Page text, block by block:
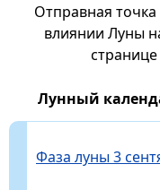
Отправная
влиянии Луны
странице
Лунный
Фаза луны 3